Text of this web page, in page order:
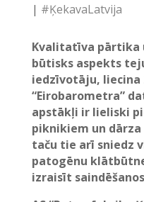
| #ĶekavaLatvija
Kvalitatīva pārtika
būtisks aspekts
iedzīvotāju, liecina
“Eirobarometra”
apstākļi ir lieliski
piknikiem un
taču tie arī sniedz
patogēnu
izraisīt